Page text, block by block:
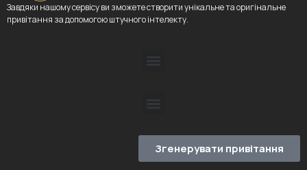
Завдяки нашому сервісу ви зможете створити унікальне та оригінальне
привітання за допомогою штучного інтелекту.
Згенерувати привітання